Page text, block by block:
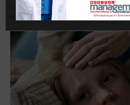
Home Επικαιρότητα
άνοιγμα των σχολείων – Οδηγίες